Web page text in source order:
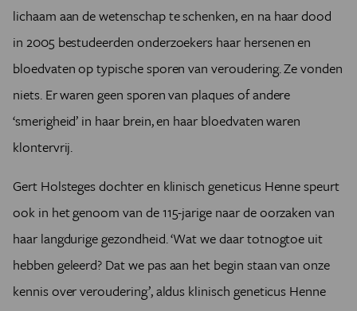
lichaam aan de wetenschap te schenken, en na haar dood
in 2005 bestudeerden onderzoekers haar hersenen en
bloedvaten op typische sporen van veroudering. Ze vonden
niets. Er waren geen sporen van plaques of andere
‘smerigheid’ in haar brein, en haar bloedvaten waren
klontervrij.
Gert Holsteges dochter en klinisch geneticus Henne speurt
ook in het genoom van de 115-jarige naar de oorzaken van
haar langdurige gezondheid. ‘Wat we daar totnogtoe uit
hebben geleerd? Dat we pas aan het begin staan van onze
kennis over veroudering’, aldus klinisch geneticus Henne